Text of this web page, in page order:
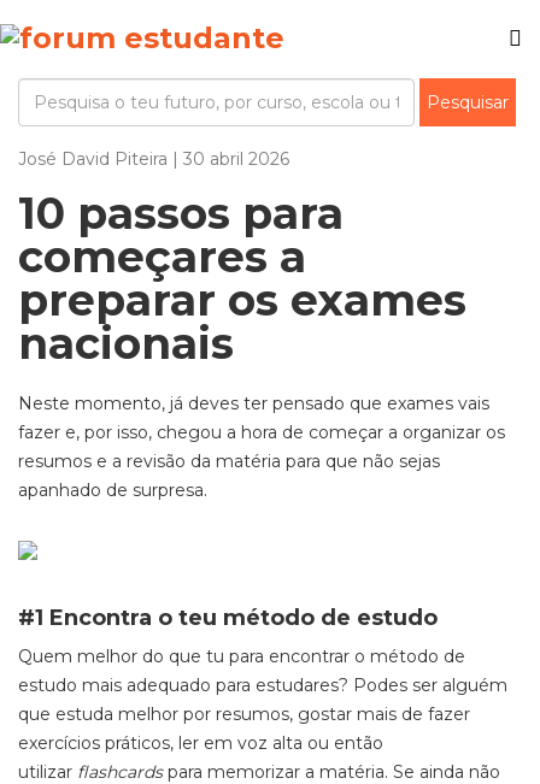
José David Piteira | 30 abril 2026
10 passos para
começares a
preparar os exames
nacionais
Neste momento, já deves ter pensado que exames vais
fazer e, por isso, chegou a hora de começar a organizar os
resumos e a revisão da matéria para que não sejas
apanhado de surpresa.
#1 Encontra o teu método de estudo
Quem melhor do que tu para encontrar o método de
estudo mais adequado para estudares? Podes ser alguém
que estuda melhor por resumos, gostar mais de fazer
exercícios práticos, ler em voz alta ou então
utilizar flashcardspara memorizar a matéria. Se ainda não